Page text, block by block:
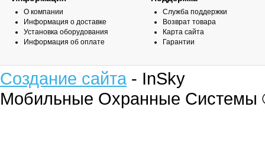
О компании
Информация о доставке
Установка оборудования
Информация об оплате
Служба поддержки
Возврат товара
Карта сайта
Гарантии
Создание сайта - InSky
Мобильные Охранные Системы